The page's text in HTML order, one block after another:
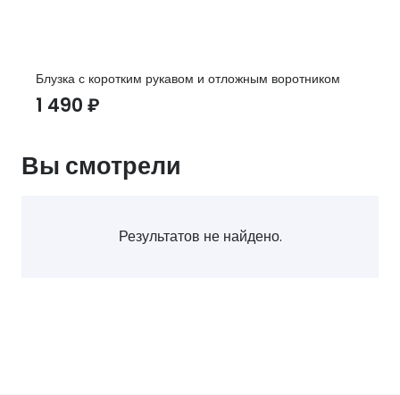
Блузка с коротким рукавом и отложным воротником
1 490 ₽
Вы смотрели
Результатов не найдено.